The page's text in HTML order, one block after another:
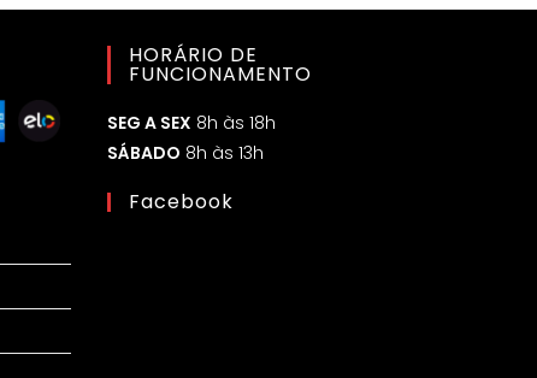
HORÁRIO DE
FUNCIONAMENTO
SEG A SEX 8h às 18h
SÁBADO 8h às 13h
Facebook